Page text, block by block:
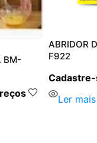
BM-
ABRIDOR
F922
Ler mais